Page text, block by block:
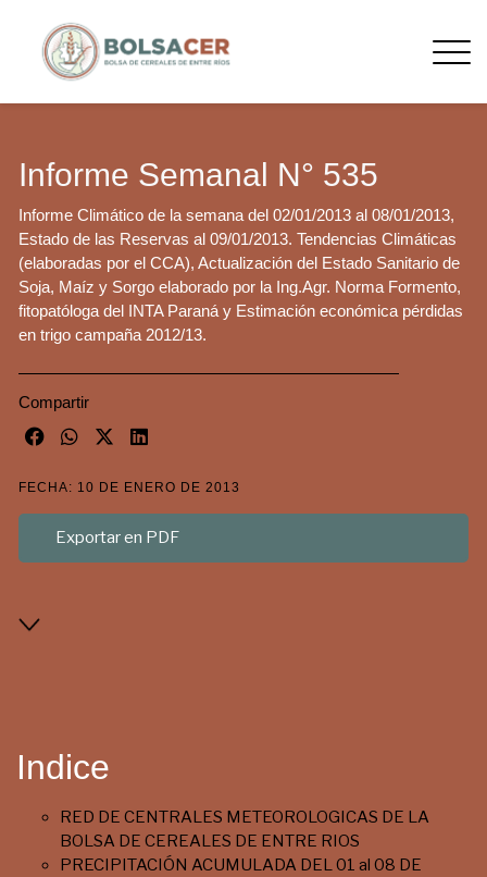
Informe Semanal N° 535
Informe Climático de la semana del 02/01/2013 al 08/01/2013,
Estado de las Reservas al 09/01/2013. Tendencias Climáticas
(elaboradas por el CCA), Actualización del Estado Sanitario de
Soja, Maíz y Sorgo elaborado por la Ing.Agr. Norma Formento,
fitopatóloga del INTA Paraná y Estimación económica pérdidas
en trigo campaña 2012/13.
Compartir
FECHA: 10 DE ENERO DE 2013
Exportar en PDF
Indice
RED DE CENTRALES METEOROLOGICAS DE LA
BOLSA DE CEREALES DE ENTRE RIOS
PRECIPITACIÓN ACUMULADA DEL 01 al 08 DE